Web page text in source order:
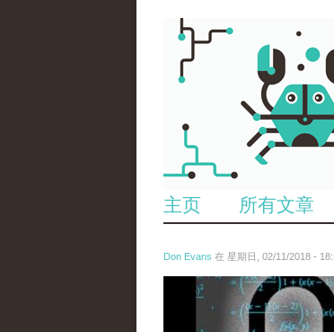
主页 所有文章
Don Evans 在 星期日, 02/11/2018 -
wechatimg1424.jpeg